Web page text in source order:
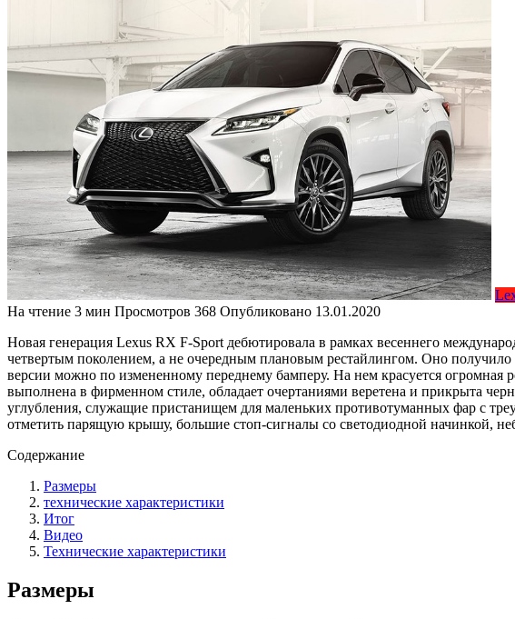
На чтение 3 мин Просмотров 368 Опубликовано 13.01.2020
Новая генерация Lexus RX F-Sport дебютировала в рамках весеннего
четвертым поколением, а не очередным плановым рестайлингом. Оно
версии можно по измененному переднему бамперу. На нем красуется огромная
выполнена в фирменном стиле, обладает очертаниями веретена и прикрыта
углубления, служащие пристанищем для маленьких противотуманных фар с
отметить парящую крышу, большие стоп-сигналы со светодиодной начинкой,
Содержание
Размеры
технические характеристики
Итог
Видео
Технические характеристики
Размеры